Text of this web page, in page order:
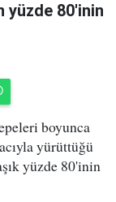
yüzde 80'inin
boyunca
yürüttüğü
yüzde 80'inin